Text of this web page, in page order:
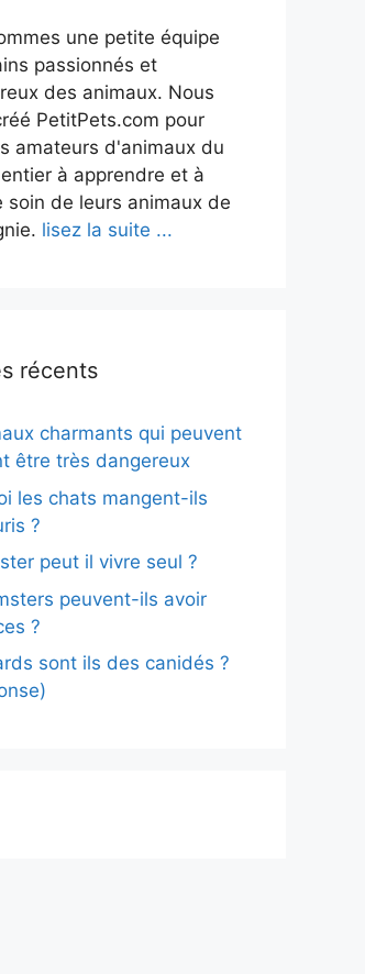
une petite équipe
passionnés et
des animaux. Nous
PetitPets.com pour
amateurs d'animaux du
à apprendre et à
soin de leurs animaux de
lisez la suite ...
récents
charmants qui peuvent
être très dangereux
les chats mangent-ils
?
peut il vivre seul ?
peuvent-ils avoir
?
sont ils des canidés ?